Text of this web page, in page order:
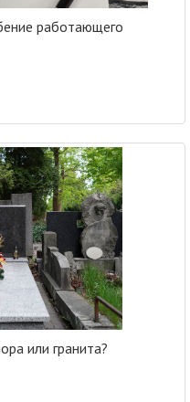
работающего
или гранита?